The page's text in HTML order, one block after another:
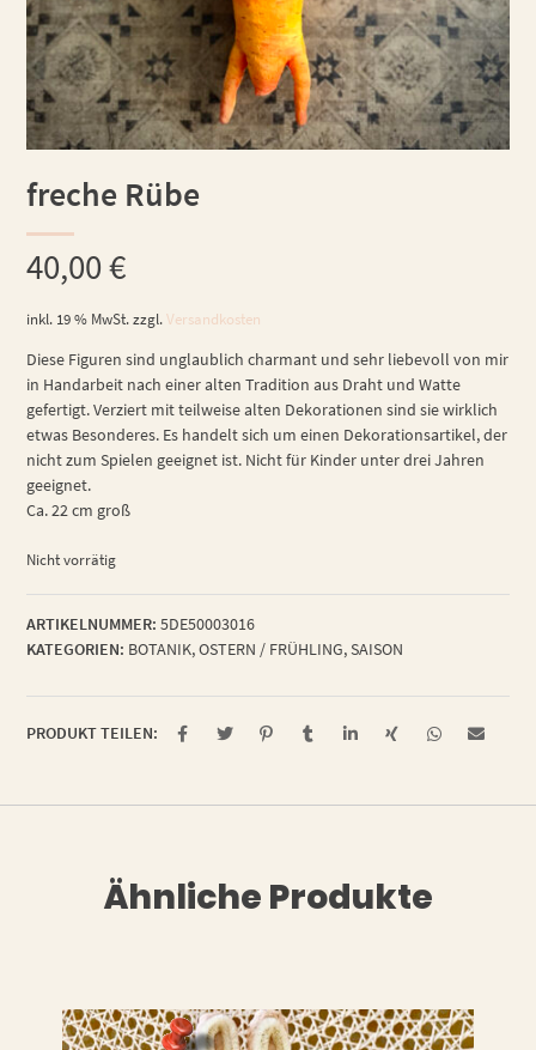
freche Rübe
40,00€
inkl. 19 % MwSt. zzgl.Versandkosten
Diese Figuren sind unglaublich charmant und sehr liebevoll von mir
in Handarbeit nach einer alten Tradition aus Draht und Watte
gefertigt. Verziert mit teilweise alten Dekorationen sind sie wirklich
etwas Besonderes. Es handelt sich um einen Dekorationsartikel, der
nicht zum Spielen geeignet ist. Nicht für Kinder unter drei Jahren
geeignet.
Ca. 22 cm groß
Nicht vorrätig
ARTIKELNUMMER: 5DE50003016
KATEGORIEN: BOTANIK,OSTERN / FRÜHLING,SAISON
PRODUKT TEILEN:
Ähnliche Produkte